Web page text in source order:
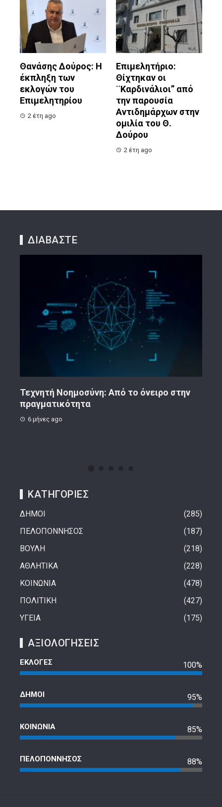
Θανάσης Δούρος: Η
έκπληξη των
εκλογών του
Επιμελητηρίου
2 έτη ago
Επιμελητήριο:
Θίχτηκαν οι
¨Καρδινάλιοι” από
την παρουσία
Αντιδημάρχων στην
ομιλία του Θ.
Δούρου
2 έτη ago
ΔΙΑΒΑΣΤΕ
Κορινθιακό Επιχειρείν – Ανακοίνωση
8 μήνες ago
ΚΑΤΗΓΟΡΙΕΣ
ΔΗΜΟΙ
285
ΠΕΛΟΠΟΝΝΗΣΟΣ
187
ΒΟΥΛΗ
218
ΑΘΛΗΤΙΚΑ
228
ΚΟΙΝΩΝΙΑ
478
ΠΟΛΙΤΙΚΗ
427
ΥΓΕΙΑ
175
ΑΞΙΟΛΟΓΗΣΕΙΣ
ΕΚΛΟΓΕΣ 100%
ΔΗΜΟΙ 95%
ΚΟΙΝΩΝΙΑ 85%
ΠΕΛΟΠΟΝΝΗΣΟΣ 88%